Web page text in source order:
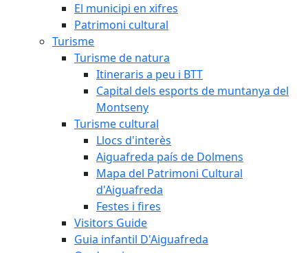
El municipi en xifres
Patrimoni cultural
Turisme
Turisme de natura
Itineraris a peu i BTT
Capital dels esports de muntanya del
Montseny
Turisme cultural
Llocs d'interès
Aiguafreda país de Dolmens
Mapa del Patrimoni Cultural
d'Aiguafreda
Festes i fires
Visitors Guide
Guia infantil D'Aiguafreda